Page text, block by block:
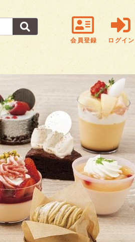
会員登録 ログイン